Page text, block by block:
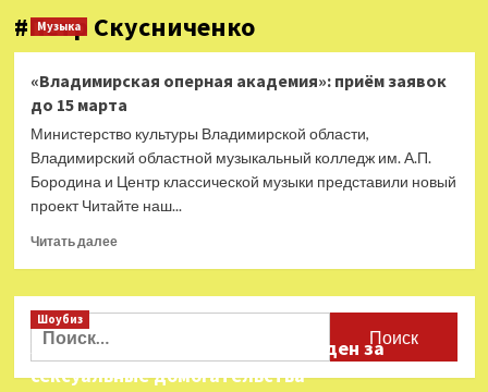
#Петр Скусниченко
Музыка
«Владимирская оперная академия»: приём заявок
до 15 марта
Министерство культуры Владимирской области,
Владимирский областной музыкальный колледж им. А.П.
Бородина и Центр классической музыки представили новый
проект Читайте наш...
Читать далееПрочитать
«Владимирская
приём
заявок
Найти:
Шоубиз
Звезда «Игры в кальмара» осужден за
сексуальные домогательства